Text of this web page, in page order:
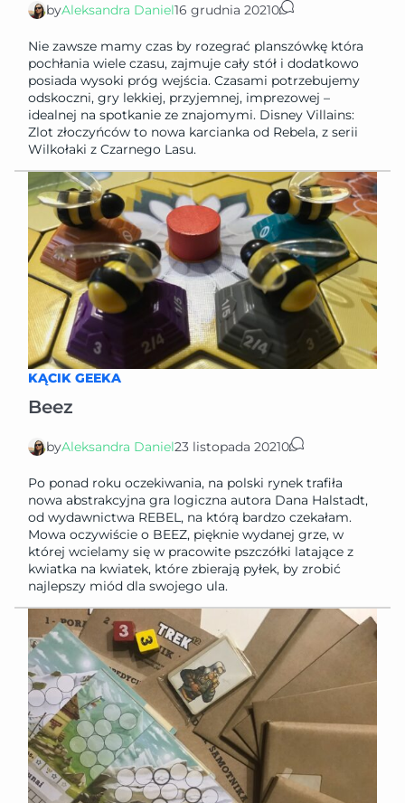
byAleksandra Daniel16 grudnia 20210
Nie zawsze mamy czas by rozegrać planszówkę która
pochłania wiele czasu, zajmuje cały stół i dodatkowo
posiada wysoki próg wejścia. Czasami potrzebujemy
odskoczni, gry lekkiej, przyjemnej, imprezowej –
idealnej na spotkanie ze znajomymi. Disney Villains:
Zlot złoczyńców to nowa karcianka od Rebela, z serii
Wilkołaki z Czarnego Lasu.
KĄCIK GEEKA
Beez
byAleksandra Daniel23 listopada 20210
Po ponad roku oczekiwania, na polski rynek trafiła
nowa abstrakcyjna gra logiczna autora Dana Halstadt,
od wydawnictwa REBEL, na którą bardzo czekałam.
Mowa oczywiście o BEEZ, pięknie wydanej grze, w
której wcielamy się w pracowite pszczółki latające z
kwiatka na kwiatek, które zbierają pyłek, by zrobić
najlepszy miód dla swojego ula.